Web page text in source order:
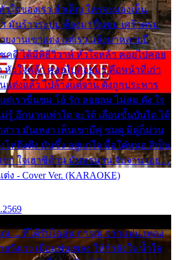
วใจของเรา ลำเค็ญ ใครจะมองเห็น
า มันร้าวระบม ต้องมาขื่นขม เศร้าตรม
งานเขาแต่ง แต่เรา แล้งมาหลายปี
คดี ได้มีพิธีวิวาห์ หัวใจหล้า คอยไปคอย
หัวใจหล้า คอยไปคอยมา คือหน้าที่เก่า
แต่งแล้ว ไปล้างแต่จาน ดั่งถูกประหาร
ต่เราขื่นขม โอ้ รัก ลอยลม ไม่สม ดัง ใจ
รู้ อีกนานเท่าใด จะได้ เลื่อนขั้นบันได ได้
สาว มันเหงา เห็นเขามีคู่ ซมดู มีคู่ก็ม่วน
โห่ตึงตึง มันซึ้ง อยู่แก่ใจ มื้อใด๋หนอ สิเป็น
ขา ใจเฮาซิด้าน มันทรมาน จับจาน เอย…
ง - Cover Ver. (KARAOKE)
.... ที่ได้รับไออุ่น การุณ จากแฟน เพลง
วังเวง เมื่อแฟนเพลง ให้กำลังใจ น้ำใจ